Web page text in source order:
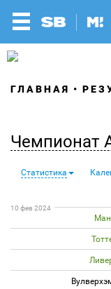
ГЛАВНАЯ
Чемпионат
Статистика
10 фев 2024